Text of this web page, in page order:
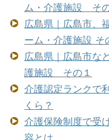
ム・介護施設 そ
広島県｜広島市、
ーム・介護施設 そ
広島県｜広島市な
護施設 その１
介護認定ランクで
くら？
介護保険制度で受
容とは